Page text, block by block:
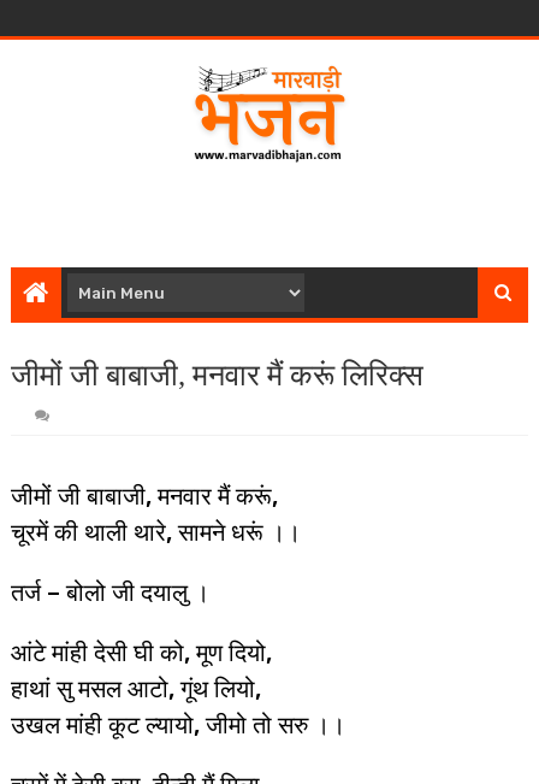
जीमों जी बाबाजी, मनवार मैं करूं लिरिक्स
जीमों जी बाबाजी, मनवार मैं करूं,
चूरमें की थाली थारे, सामने धरूं ।।
तर्ज – बोलो जी दयालु ।
आंटे मांही देसी घी को, मूण दियो,
हाथां सु मसल आटो, गूंथ लियो,
उखल मांही कूट ल्यायो, जीमो तो सरु ।।